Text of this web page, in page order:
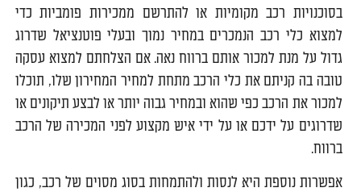
בסוכנויות רכב מקומיות או להתרשם ממכירות פומביות כדי
למצוא כלי רכב הנמכרים במחיר נמוך ובעלי פוטנציאל שדרוג
גדול על מנת למכור אותם ברווח נאה. אם הצלחתם למצוא עסקה
טובה בה קניתם את כלי הרכב מתחת למחיר המחירון שלו, תוכלו
למכור את הרכב כפי שהוא ובמחיר גבוה יותר או לבצע תיקונים או
שדרוגים על ידכם או על ידי איש מקצוע לפני המכירה של הרכב
ברווח.
אפשרות נוספת היא לנסות ולהתמחות בסוג מסוים של רכב, כגון